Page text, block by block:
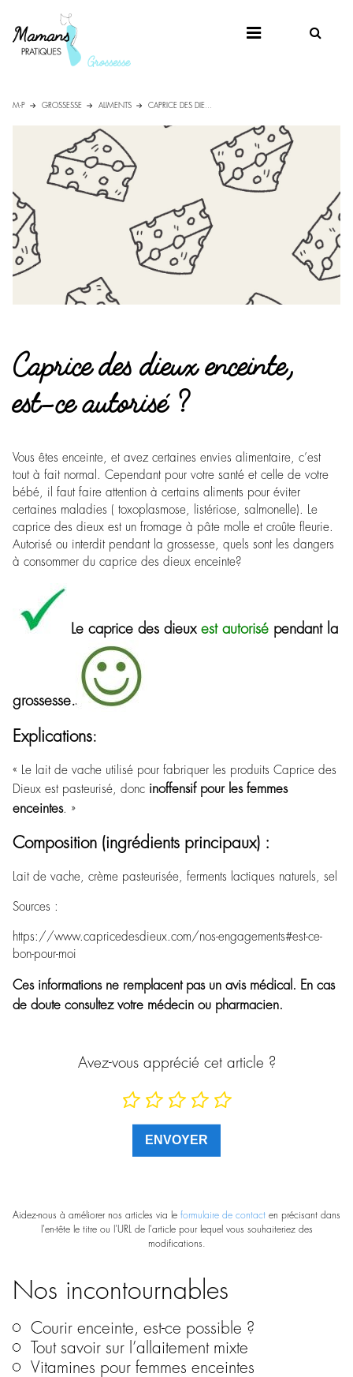
M-P GROSSESSE ALIMENTS CAPRICE DES DIE...
Caprice des dieux enceinte,
est-ce autorisé ?
Vous êtes enceinte, et avez certaines envies alimentaire, c’est
tout à fait normal. Cependant pour votre santé et celle de votre
bébé, il faut faire attention à certains aliments pour éviter
certaines maladies ( toxoplasmose, listériose, salmonelle). Le
caprice des dieux est un fromage à pâte molle et croûte fleurie.
Autorisé ou interdit pendant la grossesse, quels sont les dangers
à consommer du caprice des dieux enceinte?
Le caprice des dieux est autorisé pendant la
grossesse.
Explications:
« Le lait de vache utilisé pour fabriquer les produits Caprice des
Dieux est pasteurisé, donc inoffensif pour les femmes
enceintes. »
Composition (ingrédients principaux) :
Lait de vache, crème pasteurisée, ferments lactiques naturels, sel
Sources :
https://www.capricedesdieux.com/nos-engagements#est-ce-
bon-pour-moi
Ces informations ne remplacent pas un avis médical. En cas
de doute consultez votre médecin ou pharmacien.
Avez-vous apprécié cet article ?
Aidez-nous à améliorer nos articles via le formulaire de contact en précisant dans
l'en-tête le titre ou l'URL de l'article pour lequel vous souhaiteriez des
modifications.
Nos incontournables
Courir enceinte, est-ce possible ?
Tout savoir sur l’allaitement mixte
Vitamines pour femmes enceintes